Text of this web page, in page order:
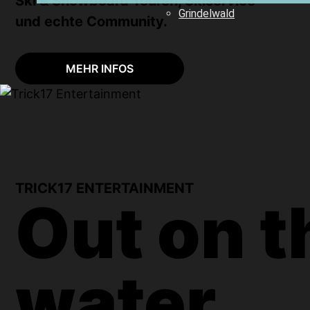
Grindelwald
und echte Community.
MEHR INFOS
TRICK17 ENTERTAINMENT
Out on